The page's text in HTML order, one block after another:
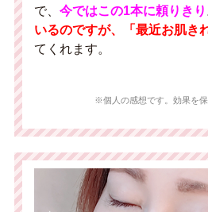
で、 今ではこの1本に頼りきり
いるのですが、「最近お肌き
てくれます。
※個人の感想です。効果を保